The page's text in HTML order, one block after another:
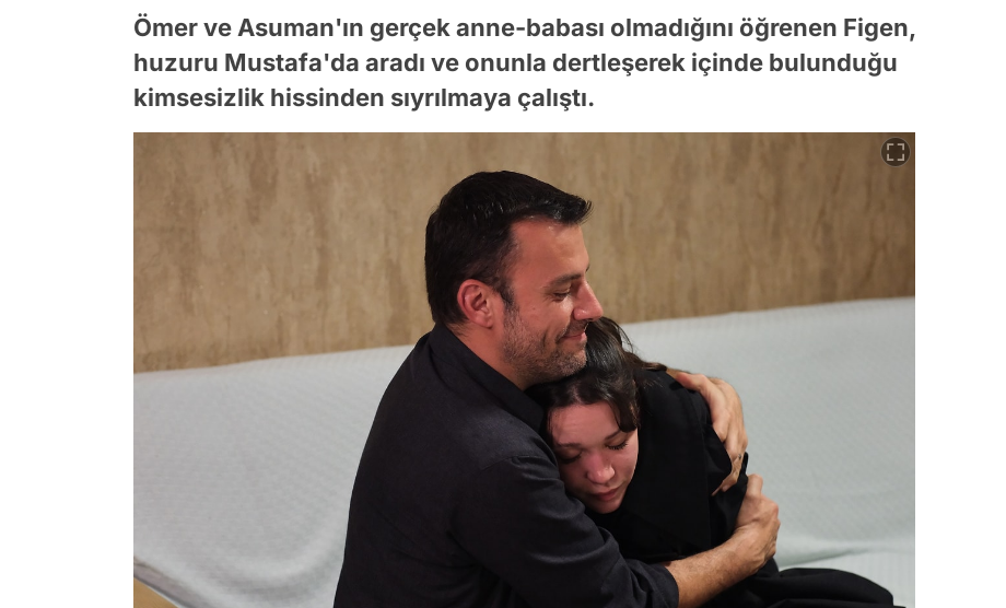
Ömer ve Asuman'ın gerçek anne-babası olmadığını öğrenen Figen,
huzuru Mustafa'da aradı ve onunla dertleşerek içinde bulunduğu
kimsesizlik hissinden sıyrılmaya çalıştı.